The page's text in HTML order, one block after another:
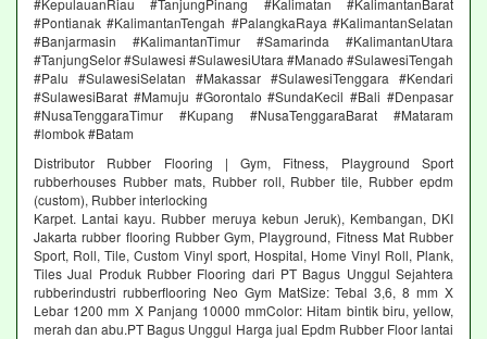
#KepulauanRiau #TanjungPinang #Kalimatan #KalimantanBarat
#Pontianak #KalimantanTengah #PalangkaRaya #KalimantanSelatan
#Banjarmasin #KalimantanTimur #Samarinda #KalimantanUtara
#TanjungSelor #Sulawesi #SulawesiUtara #Manado #SulawesiTengah
#Palu #SulawesiSelatan #Makassar #SulawesiTenggara #Kendari
#SulawesiBarat #Mamuju #Gorontalo #SundaKecil #Bali #Denpasar
#NusaTenggaraTimur #Kupang #NusaTenggaraBarat #Mataram
#lombok #Batam
Distributor Rubber Flooring | Gym, Fitness, Playground Sport
rubberhouses Rubber mats, Rubber roll, Rubber tile, Rubber epdm
(custom), Rubber interlocking
Karpet. Lantai kayu. Rubber meruya kebun Jeruk), Kembangan, DKI
Jakarta rubber flooring Rubber Gym, Playground, Fitness Mat Rubber
Sport, Roll, Tile, Custom Vinyl sport, Hospital, Home Vinyl Roll, Plank,
Tiles Jual Produk Rubber Flooring dari PT Bagus Unggul Sejahtera
rubberindustri rubberflooring Neo Gym MatSize: Tebal 3,6, 8 mm X
Lebar 1200 mm X Panjang 10000 mmColor: Hitam bintik biru, yellow,
merah dan abu.PT Bagus Unggul Harga jual Epdm Rubber Floor lantai